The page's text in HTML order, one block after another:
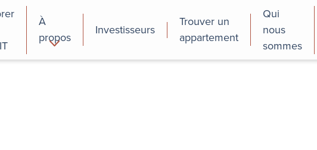
À
propos
Investisseurs
Trouver un
appartement
Qui
nous
sommes